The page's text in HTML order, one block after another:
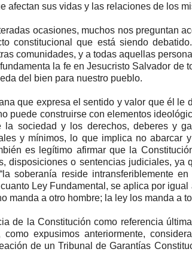
afectan sus vidas y las relaciones de los
ocasiones, muchos nos preguntan
constitucional que está siendo
comunidades, y a todas aquellas
la fe en Jesucristo Salvador
del bien para nuestro pueblo.
que expresa el sentido y valor que él
puede construirse con elementos
sociedad y los derechos, deberes y
y mínimos, lo que implica no abarcar
es legítimo afirmar que la
disposiciones o sentencias judiciales,
soberanía reside intransferiblemente
Ley Fundamental, se aplica por
manda a otro hombre; la ley los manda a
de la Constitución como referencia
como expusimos anteriormente,
de un Tribunal de Garantías